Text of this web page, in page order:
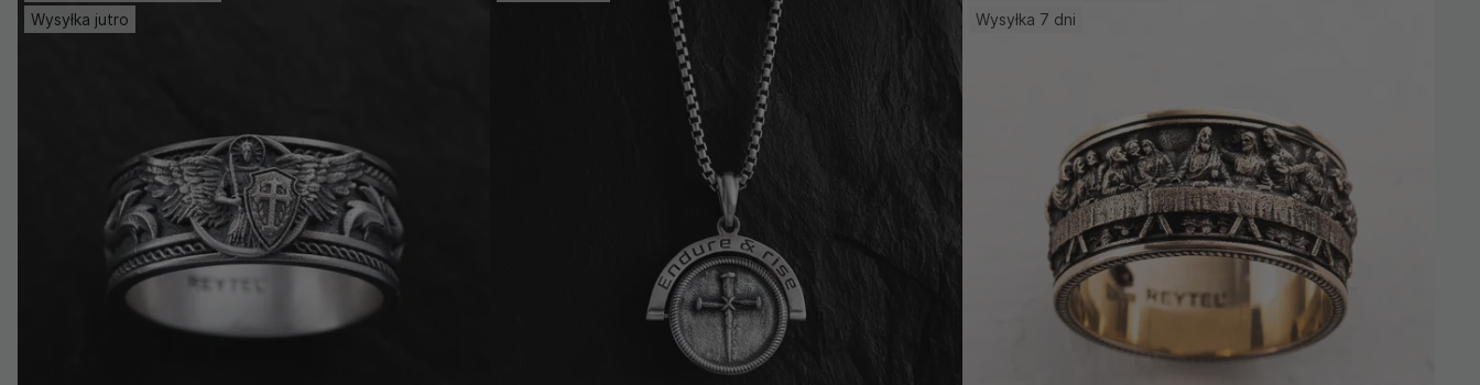
Wysyłka jutro
Wysyłka 7 dni